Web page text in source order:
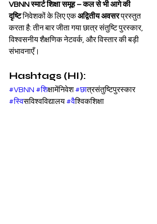
VBNN स्मार्ट शिक्षा समूह – कल से भी आगे की
दृष्टि निवेशकों के लिए एक अद्वितीय अवसर प्रस्तुत
करता है: तीन बार जीता गया छात्र संतुष्टि पुरस्कार,
विश्वसनीय शैक्षणिक नेटवर्क, और विस्तार की बड़ी
संभावनाएँ।
Hashtags (HI):
#VBNN #शिक्षामेंनिवेश #छात्रसंतुष्टिपुरस्कार
#स्विसविश्वविद्यालय #वैश्विकशिक्षा